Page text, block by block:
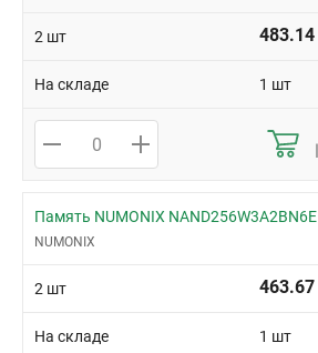
2 шт 483.14
На складе 1 шт
Память NUMONIX NAND256W3A2BN6E
NUMONIX
2 шт 463.67
На складе 1 шт